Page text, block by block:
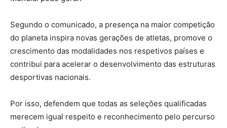
Segundo o comunicado, a presença na maior competição
do planeta inspira novas gerações de atletas, promove o
crescimento das modalidades nos respetivos países e
contribui para acelerar o desenvolvimento das estruturas
desportivas nacionais.
Por isso, defendem que todas as seleções qualificadas
merecem igual respeito e reconhecimento pelo percurso